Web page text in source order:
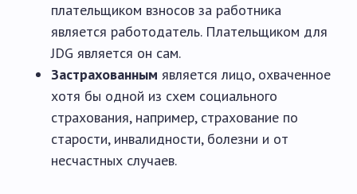
плательщиком взносов за работника
является работодатель. Плательщиком для
JDG является он сам.
Застрахованным является лицо, охваченное
хотя бы одной из схем социального
страхования, например, страхование по
старости, инвалидности, болезни и от
несчастных случаев.